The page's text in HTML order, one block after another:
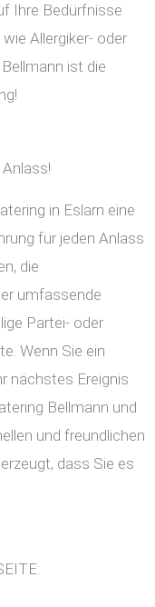
Ihre Bedürfnisse
Allergiker- oder
ist die
in Eslarn eine
für jeden Anlass
die
umfassende
Partei- oder
Wenn Sie ein
nächstes Ereignis
Bellmann und
und freundlichen
dass Sie es